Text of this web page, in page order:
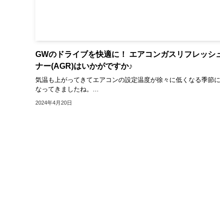
GWのドライブを快適に！ エアコンガスリフレッシ
ナー(AGR)はいかがですか♪
気温も上がってきてエアコンの設定温度が徐々に低くなる季節に
なってきましたね。...
2024年4月20日